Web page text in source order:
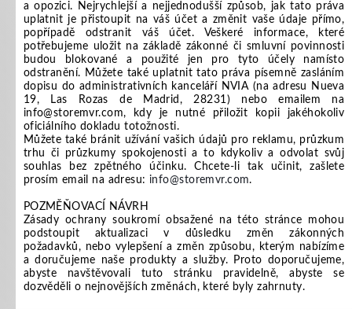
a opozici. Nejrychlejší a nejjednodušší způsob, jak tato práva
uplatnit je přistoupit na váš účet a změnit vaše údaje přímo,
popřípadě odstranit váš účet. Veškeré informace, které
potřebujeme uložit na základě zákonné či smluvní povinnosti
budou blokované a použité jen pro tyto účely namísto
odstranění. Můžete také uplatnit tato práva písemně zasláním
dopisu do administrativních kanceláří NVIA (na adresu Nueva
19, Las Rozas de Madrid, 28231) nebo emailem na
info@storemvr.com, kdy je nutné přiložit kopii jakéhokoliv
oficiálního dokladu totožnosti.
Můžete také bránit užívání vašich údajů pro reklamu, průzkum
trhu či průzkumy spokojenosti a to kdykoliv a odvolat svůj
souhlas bez zpětného účinku. Chcete-li tak učinit, zašlete
prosím email na adresu: info@storemvr.com.
POZMĚŇOVACÍ NÁVRH
Zásady ochrany soukromí obsažené na této stránce mohou
podstoupit aktualizaci v důsledku změn zákonných
požadavků, nebo vylepšení a změn způsobu, kterým nabízíme
a doručujeme naše produkty a služby. Proto doporučujeme,
abyste navštěvovali tuto stránku pravidelně, abyste se
dozvěděli o nejnovějších změnách, které byly zahrnuty.